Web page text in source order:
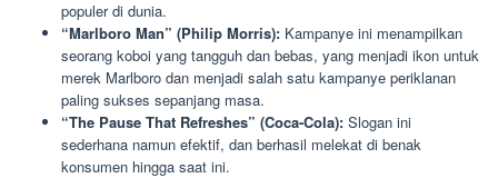
populer di dunia.
“Marlboro Man” (Philip Morris): Kampanye ini menampilkan
seorang koboi yang tangguh dan bebas, yang menjadi ikon untuk
merek Marlboro dan menjadi salah satu kampanye periklanan
paling sukses sepanjang masa.
“The Pause That Refreshes” (Coca-Cola): Slogan ini
sederhana namun efektif, dan berhasil melekat di benak
konsumen hingga saat ini.